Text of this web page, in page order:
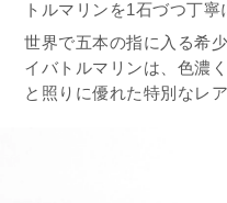
トルマリンを1石づつ丁寧
世界で五本の指に入る希
イバトルマリンは、色濃
と照りに優れた特別なレ